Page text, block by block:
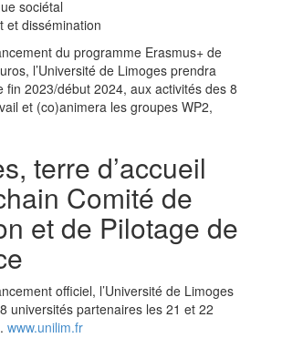
sociétal
et dissémination
du programme Erasmus+ de
l’Université de Limoges prendra
fin 2023/début 2024, aux activités des 8
et (co)animera les groupes WP2,
terre d’accueil
Comité de
et de Pilotage de
officiel, l’Université de Limoges
universités partenaires les 21 et 22
www.unilim.fr